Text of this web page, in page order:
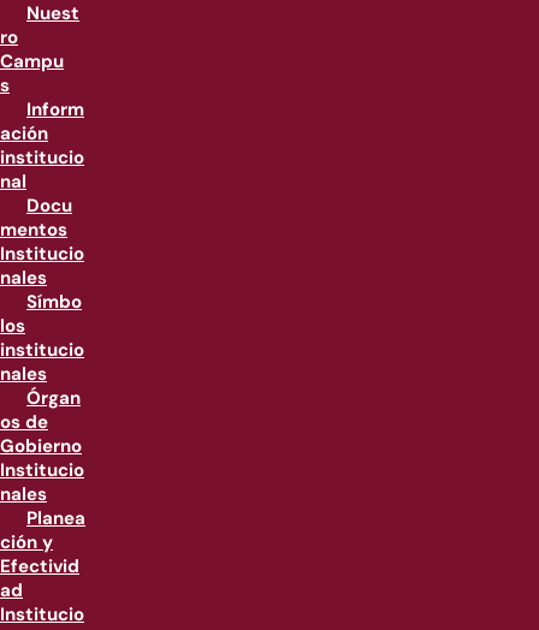
Nuest
ro
Campu
s
Inform
ación
institucio
nal
Docu
mentos
Institucio
nales
Símbo
los
institucio
nales
Órgan
os de
Gobierno
Institucio
nales
Planea
ción y
Efectivid
ad
Institucio